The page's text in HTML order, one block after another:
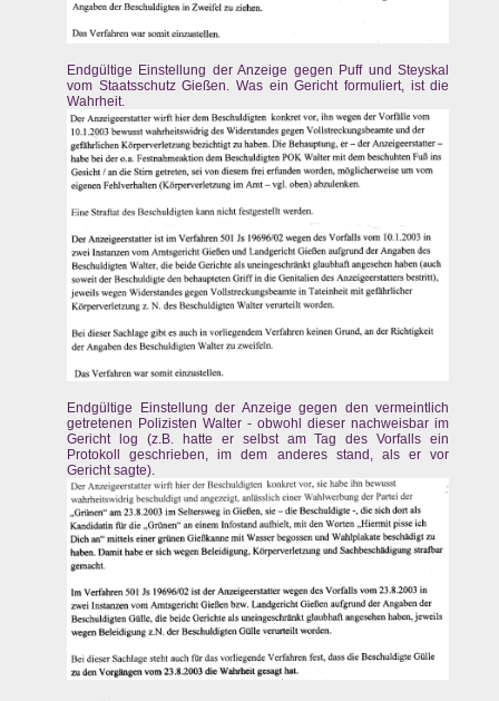
Endgültige Einstellung der Anzeige gegen Puff und Steyskal
vom Staatsschutz Gießen. Was ein Gericht formuliert, ist die
Wahrheit.
Endgültige Einstellung der Anzeige gegen den vermeintlich
getretenen Polizisten Walter - obwohl dieser nachweisbar im
Gericht log (z.B. hatte er selbst am Tag des Vorfalls ein
Protokoll geschrieben, im dem anderes stand, als er vor
Gericht sagte).